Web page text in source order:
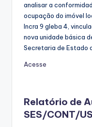
analisar a
ocupação do imóvel
Incra 9 gleba 4,
nova unidade básica
Secretaria de Estado
Acesse
Relatório de
SES/CONT/